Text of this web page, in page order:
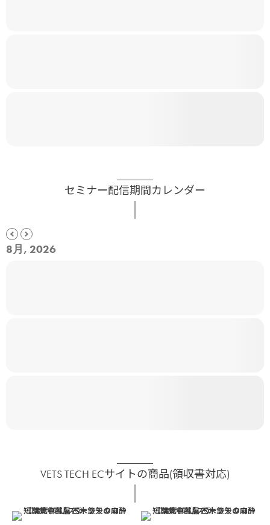
セミナー配信期間カレンダー
8月, 2026
VETS TECH ECサイトの商品(領収書対応)